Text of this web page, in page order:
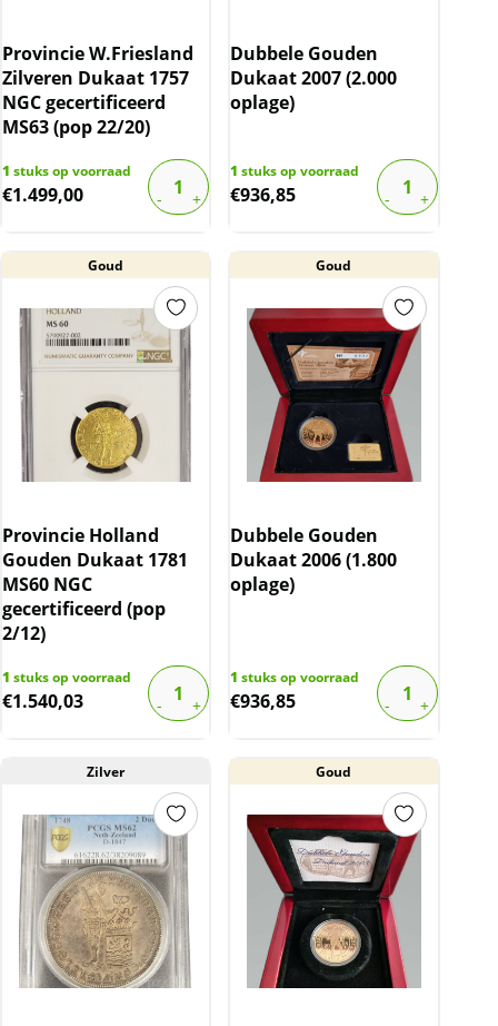
Provincie W.Friesland
Zilveren Dukaat 1757
NGC gecertificeerd
MS63 (pop 22/20)
1 stuks op voorraad
€1.499,00
Dubbele Gouden
Dukaat 2007 (2.000
oplage)
1 stuks op voorraad
€936,85
Goud
Provincie Holland
Gouden Dukaat 1781
MS60 NGC
gecertificeerd (pop
2/12)
1 stuks op voorraad
€1.540,03
Goud
Dubbele Gouden
Dukaat 2006 (1.800
oplage)
1 stuks op voorraad
€936,85
Zilver Goud
Neem contact op met op!
Chat met ons
Whatsapp ons!
Bel ons